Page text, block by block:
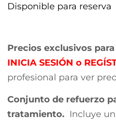
Disponible para reserva
Precios exclusivos
INICIA SESIÓN o
profesional para ver
Conjunto de refuerzo
tratamiento. Incluye